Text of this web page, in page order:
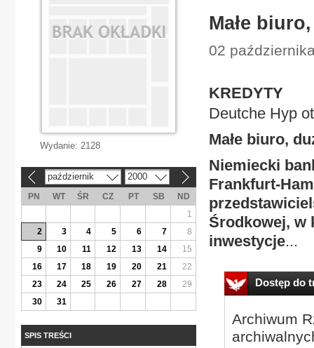
Małe
02
KREDYTY
Deutche Hyp
Małe biuro,
Niemiecki
Frankfurt-
Środkowej, w
inwestycje...
Dostęp do
Archiwum
Wydanie: 2128
październik 2000
PN WT ŚR CZ PT SB
ND
1
2
3 4 5 6 7
8
9
10 11 12 13 14
15
16
17 18 19 20 21
22
23
24 25 26 27 28
29
30
31
SPIS TREŚCI